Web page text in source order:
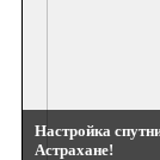
Настройка
Астрахане!